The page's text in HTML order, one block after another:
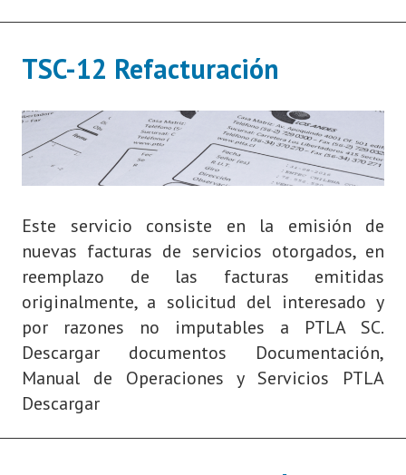
TSC-12 Refacturación
Este servicio consiste en la emisión de
nuevas facturas de servicios otorgados, en
reemplazo de las facturas emitidas
originalmente, a solicitud del interesado y
por razones no imputables a PTLA SC.
Descargar documentos Documentación,
Manual de Operaciones y Servicios PTLA
Descargar